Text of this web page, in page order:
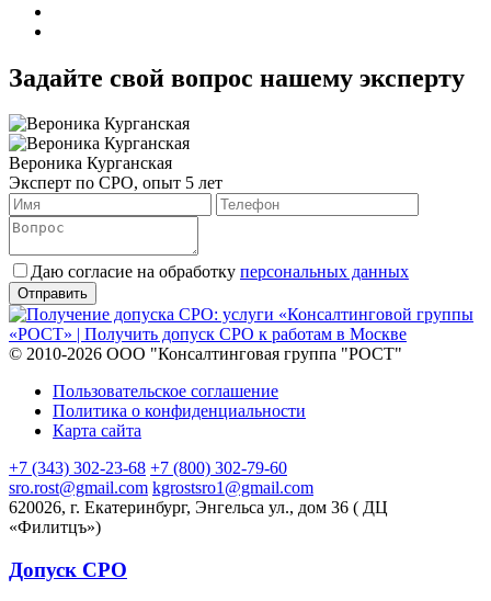
Задайте свой вопрос нашему эксперту
Вероника Курганская
Эксперт по СРО, опыт 5 лет
Даю согласие на обработку персональных данных
© 2010-2026 ООО "Консалтинговая группа "РОСТ"
Пользовательское соглашение
Политика о конфиденциальности
Карта сайта
+7 (343) 302-23-68 +7 (800) 302-79-60
sro.rost@gmail.com kgrostsro1@gmail.com
620026, г. Екатеринбург, Энгельса ул., дом 36 ( ДЦ
«Филитцъ»)
Допуск СРО